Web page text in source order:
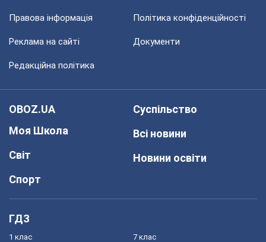
Правова інформація Політика конфіденційності
Реклама на сайті Документи
Редакційна політика
OBOZ.UA
Моя Школа
Світ
Спорт
Суспільство
Всі новини
Новини освіти
ГДЗ
1 клас 7 клас